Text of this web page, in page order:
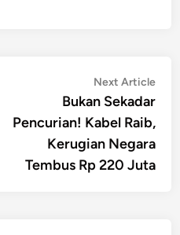
Next Article
Bukan Sekadar
Pencurian! Kabel Raib,
Kerugian Negara
Tembus Rp 220 Juta